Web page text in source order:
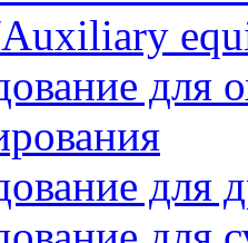
Auxiliary
для
для